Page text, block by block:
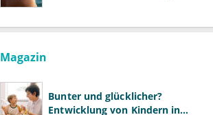
Magazin
Bunter und glücklicher?
Entwicklung von Kindern in